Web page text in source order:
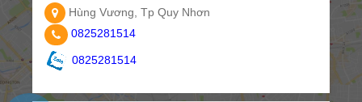
Hùng Vương, Tp Quy Nhơn
0825281514
0825281514